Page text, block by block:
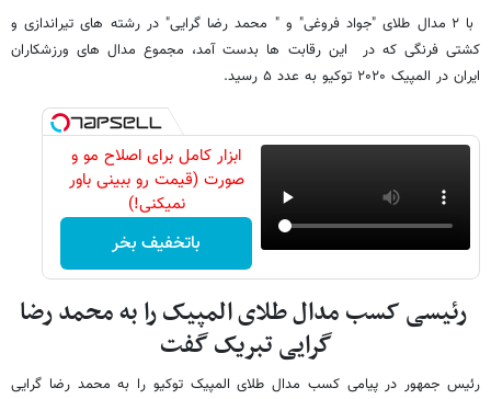
با ۲ مدال طلای "جواد فروغی" و " محمد رضا گرایی" در رشته های تیراندازی و
کشتی فرنگی که در این رقابت ها بدست آمد، مجموع مدال های ورزشکاران
ایران در المپیک ۲۰۲۰ توکیو به عدد ۵ رسید.
ابزار کامل برای اصلاح مو و
صورت (قیمت رو ببینی باور
نمیکنی!)
باتخفیف بخر
رئیسی کسب مدال طلای المپیک را به محمد رضا
گرایی تبریک گفت
رئیس جمهور در پیامی کسب مدال طلای المپیک توکیو را به محمد رضا گرایی